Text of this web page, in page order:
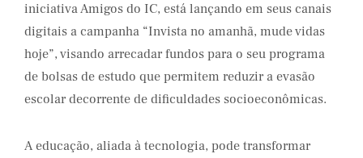
iniciativa Amigos do IC, está lançando em seus canais
digitais a campanha “Invista no amanhã, mude vidas
hoje”, visando arrecadar fundos para o seu programa
de bolsas de estudo que permitem reduzir a evasão
escolar decorrente de dificuldades socioeconômicas.
A educação, aliada à tecnologia, pode transformar